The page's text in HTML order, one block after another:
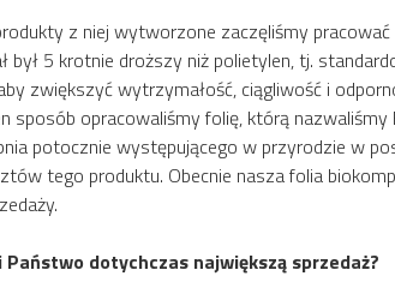
z niej wytworzone zaczęliśmy
był 5 krotnie droższy niż polietylen, tj.
zwiększyć wytrzymałość, ciągliwość i
sposób opracowaliśmy folię, którą
potocznie występującego w przyrodzie w
tego produktu. Obecnie nasza folia
dotychczas największą sprzedaż?